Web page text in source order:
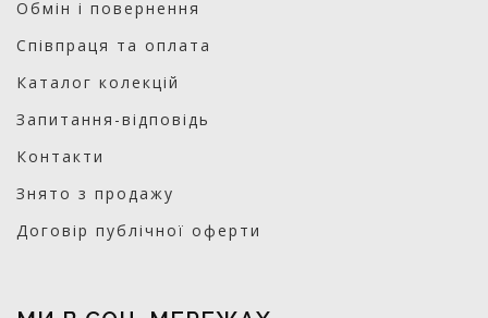
Обмін і повернення
Співпраця та оплата
Каталог колекцій
Запитання-відповідь
Контакти
Знято з продажу
Договір публічної оферти